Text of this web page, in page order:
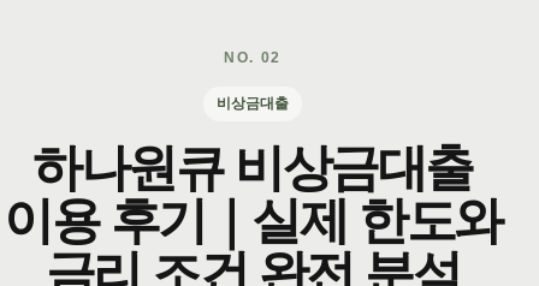
NO. 02
비상금대출
하나원큐 비상금대출
이용 후기｜실제 한도와
금리 조건 완전 분석